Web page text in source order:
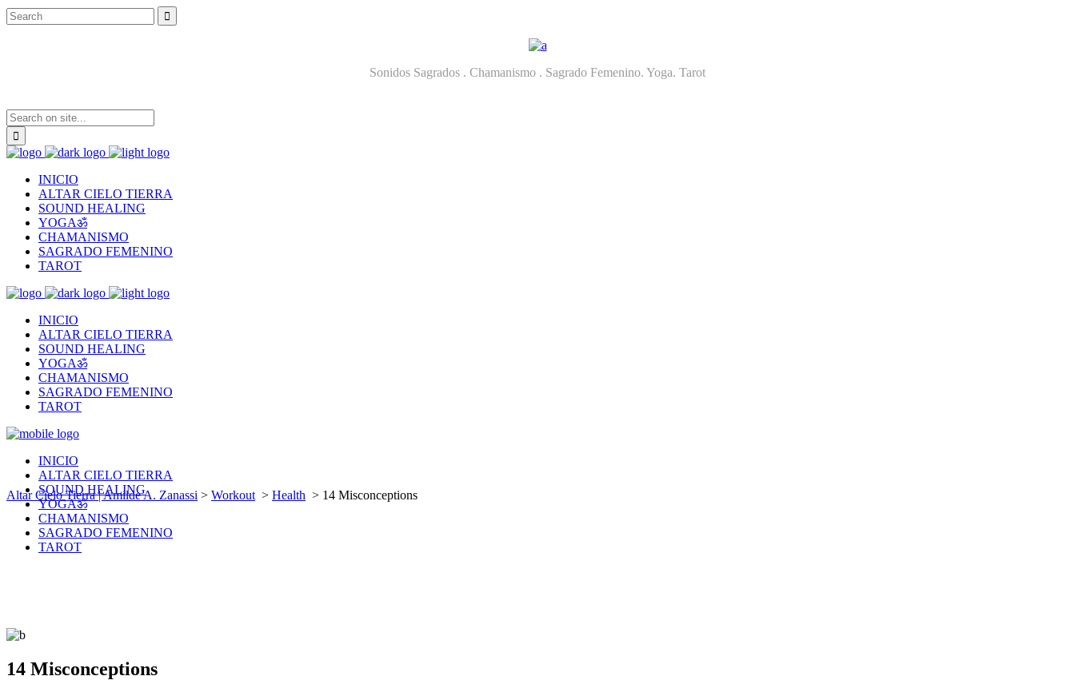
Sonidos Sagrados . Chamanismo . Sagrado Femenino. Yoga. Tarot
INICIO
ALTAR CIELO TIERRA
SOUND HEALING
YOGAॐ
CHAMANISMO
SAGRADO FEMENINO
TAROT
INICIO
ALTAR CIELO TIERRA
SOUND HEALING
YOGAॐ
CHAMANISMO
SAGRADO FEMENINO
TAROT
INICIO
ALTAR CIELO TIERRA
SOUND HEALING
YOGAॐ
CHAMANISMO
SAGRADO FEMENINO
TAROT
Altar Cielo Tierra | Amilde A. Zanassi > Workout > Health > 14 Misconceptions
14 Misconceptions